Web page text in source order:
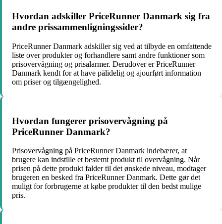
Hvordan adskiller PriceRunner Danmark sig fra
andre prissammenligningssider?
PriceRunner Danmark adskiller sig ved at tilbyde en omfattende
liste over produkter og forhandlere samt andre funktioner som
prisovervågning og prisalarmer. Derudover er PriceRunner
Danmark kendt for at have pålidelig og ajourført information
om priser og tilgængelighed.
Hvordan fungerer prisovervågning på
PriceRunner Danmark?
Prisovervågning på PriceRunner Danmark indebærer, at
brugere kan indstille et bestemt produkt til overvågning. Når
prisen på dette produkt falder til det ønskede niveau, modtager
brugeren en besked fra PriceRunner Danmark. Dette gør det
muligt for forbrugerne at købe produkter til den bedst mulige
pris.